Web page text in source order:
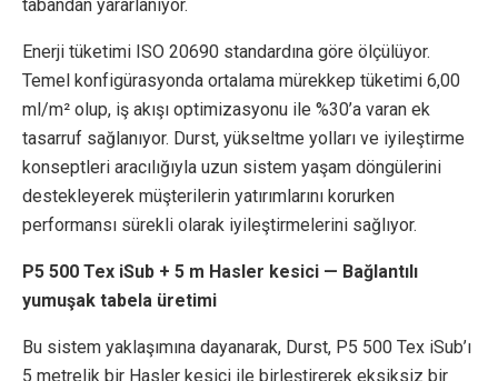
tabandan yararlanıyor.
Enerji tüketimi ISO 20690 standardına göre ölçülüyor.
Temel konfigürasyonda ortalama mürekkep tüketimi 6,00
ml/m² olup, iş akışı optimizasyonu ile %30’a varan ek
tasarruf sağlanıyor. Durst, yükseltme yolları ve iyileştirme
konseptleri aracılığıyla uzun sistem yaşam döngülerini
destekleyerek müşterilerin yatırımlarını korurken
performansı sürekli olarak iyileştirmelerini sağlıyor.
P5 500 Tex iSub + 5 m Hasler kesici — Bağlantılı
yumuşak tabela üretimi
Bu sistem yaklaşımına dayanarak, Durst, P5 500 Tex iSub’ı
5 metrelik bir Hasler kesici ile birleştirerek eksiksiz bir